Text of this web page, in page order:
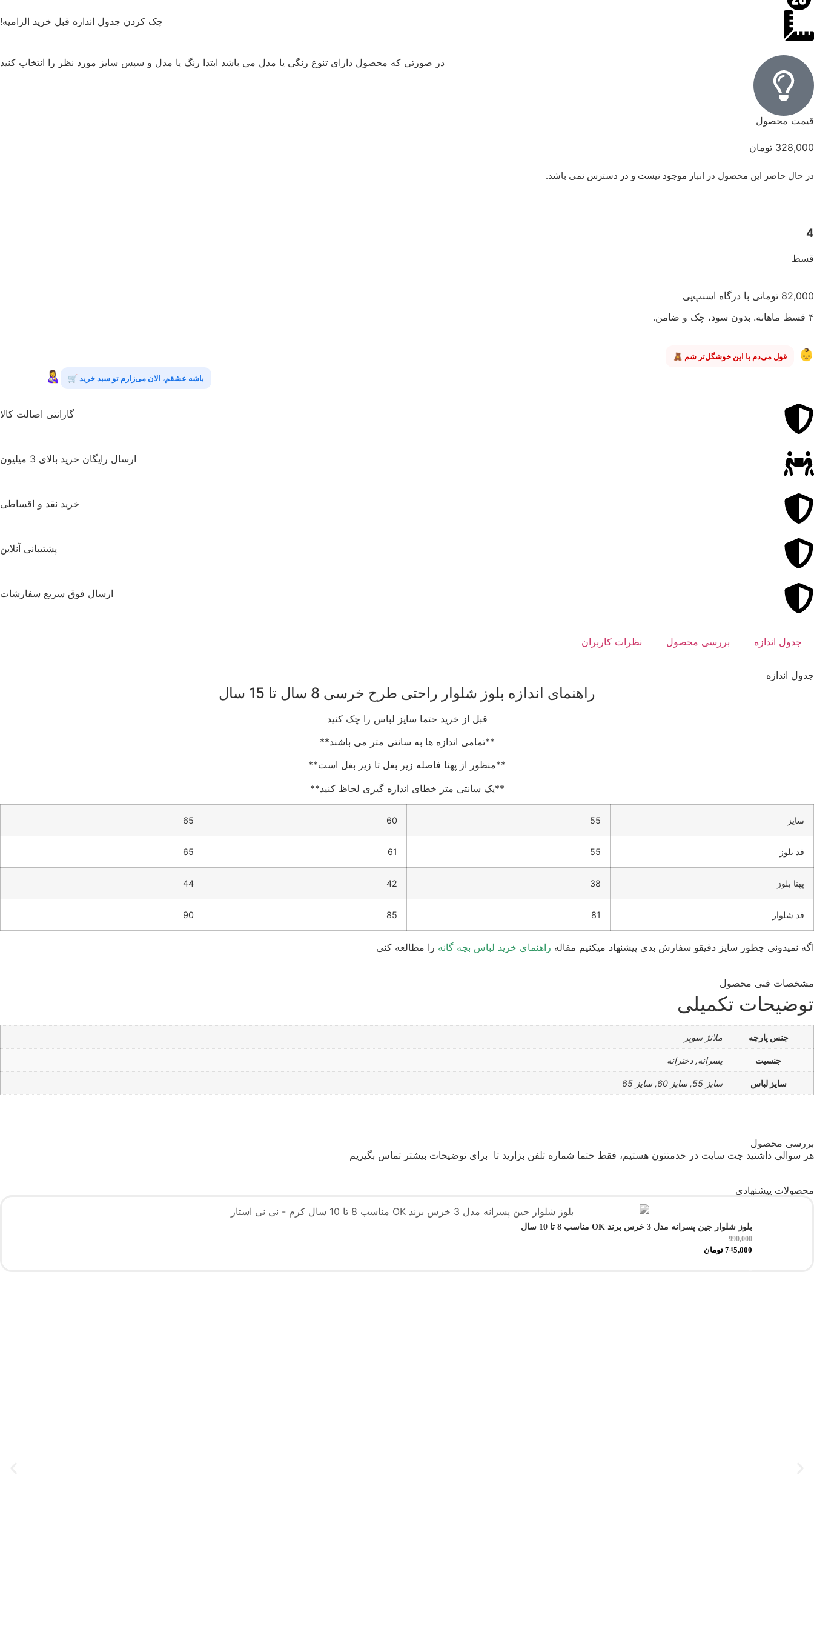
چک کردن جدول اندازه قبل خرید الزامیه!
در صورتی که محصول دارای تنوع رنگی یا مدل می باشد ابتدا رنگ یا مدل و سپس سایز مورد نظر را انتخاب کنید
قیمت محصول
328,000 تومان
در حال حاضر این محصول در انبار موجود نیست و در دسترس نمی باشد.
4
قسط
82,000 تومانی با درگاه اسنپ‌پی
۴ قسط ماهانه. بدون سود، چک و ضامن.
👶 قول می‌دم با این خوشگل‌تر شم 🧸
👩‍🍼 باشه عشقم، الان می‌زارم تو سبد خرید 🛒
گارانتی اصالت کالا
ارسال رایگان خرید بالای 3 میلیون
خرید نقد و اقساطی
پشتیبانی آنلاین
ارسال فوق سریع سفارشات
جدول اندازه بررسی محصول نظرات کاربران
جدول اندازه
راهنمای اندازه بلوز شلوار راحتی طرح خرسی 8 سال تا 15 سال
قبل از خرید حتما سایز لباس را چک کنید
**تمامی اندازه ها به سانتی متر می باشند**
**منظور از پهنا فاصله زیر بغل تا زیر بغل است**
**یک سانتی متر خطای اندازه گیری لحاظ کنید**
سایز 55
60
65
قد بلوز 55
61
65
پهنا بلوز 38
42
44
قد شلوار 81
85
90
اگه نمیدونی چطور سایز دقیقو سفارش بدی پیشنهاد میکنیم مقاله راهنمای خرید لباس بچه گانه را مطالعه کنی
مشخصات فنی محصول
توضیحات تکمیلی
جنس پارچه ملانژ سوپر
جنسیت پسرانه, دخترانه
سایز لباس سایز 55, سایز 60, سایز 65
بررسی محصول
هر سوالی داشتید چت سایت در خدمتتون هستیم، فقط حتما شماره تلفن بزارید تا برای توضیحات بیشتر تماس بگیریم
محصولات پیشنهادی
تمام شد!
بلوز شلوار جین پسرانه مدل 3 خرس برند OK مناسب 8 تا 10 سال
990,000
745,000 تومان